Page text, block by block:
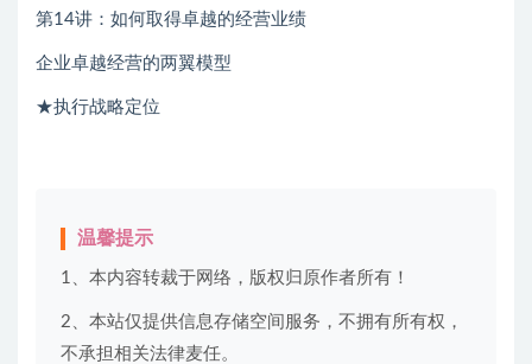
第14讲：如何取得卓越的经营业绩
企业卓越经营的两翼模型
★执行战略定位
温馨提示
1、本内容转裁于网络，版权归原作者所有！
2、本站仅提供信息存储空间服务，不拥有所有权，
不承担相关法律麦任。